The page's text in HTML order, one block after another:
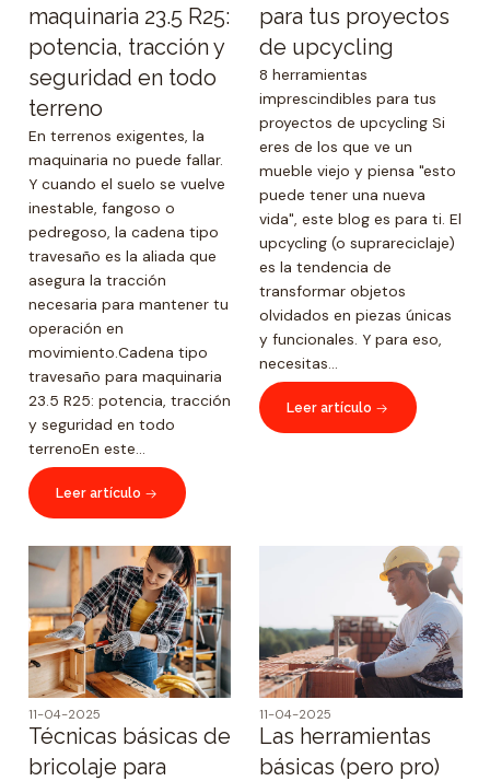
maquinaria 23.5 R25:
potencia, tracción y
seguridad en todo
terreno
En terrenos exigentes, la
maquinaria no puede fallar.
Y cuando el suelo se vuelve
inestable, fangoso o
pedregoso, la cadena tipo
travesaño es la aliada que
asegura la tracción
necesaria para mantener tu
operación en
movimiento.Cadena tipo
travesaño para maquinaria
23.5 R25: potencia, tracción
y seguridad en todo
terrenoEn este...
Leer artículo
para tus proyectos
de upcycling
8 herramientas
imprescindibles para tus
proyectos de upcycling Si
eres de los que ve un
mueble viejo y piensa "esto
puede tener una nueva
vida", este blog es para ti. El
upcycling (o suprareciclaje)
es la tendencia de
transformar objetos
olvidados en piezas únicas
y funcionales. Y para eso,
necesitas...
Leer artículo
11-04-2025
Técnicas básicas de
bricolaje para
11-04-2025
Las herramientas
básicas (pero pro)